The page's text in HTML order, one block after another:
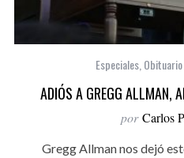
Especiales Obituario
ADIÓS A GREGG ALLMAN,
por Carlos
Gregg Allman nos dejó